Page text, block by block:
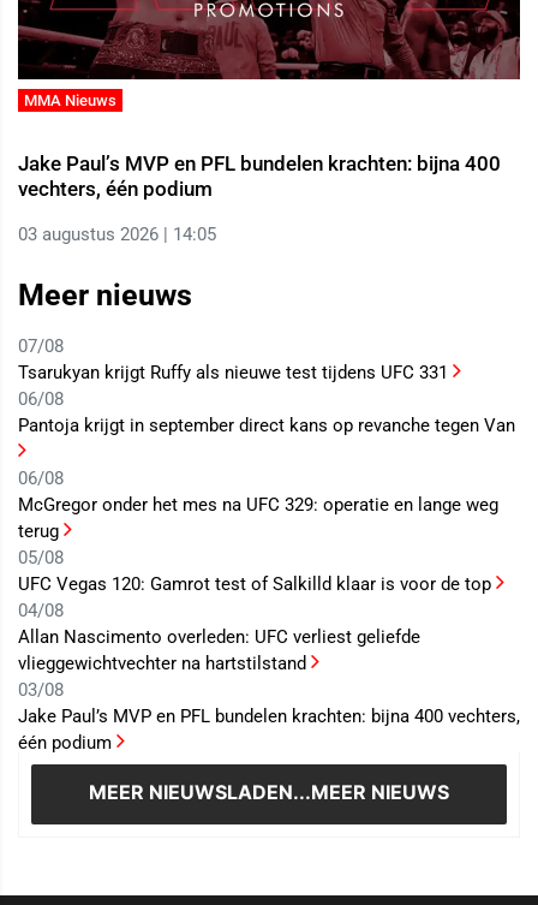
MMA Nieuws
Jake Paul’s MVP en PFL bundelen krachten: bijna 400
vechters, één podium
03 augustus 2026 | 14:05
Meer nieuws
07/08
Tsarukyan krijgt Ruffy als nieuwe test tijdens UFC 331
06/08
Pantoja krijgt in september direct kans op revanche tegen Van
06/08
McGregor onder het mes na UFC 329: operatie en lange weg
terug
05/08
UFC Vegas 120: Gamrot test of Salkilld klaar is voor de top
04/08
Allan Nascimento overleden: UFC verliest geliefde
vlieggewichtvechter na hartstilstand
03/08
Jake Paul’s MVP en PFL bundelen krachten: bijna 400 vechters,
één podium
MEER NIEUWSLADEN...MEER NIEUWS